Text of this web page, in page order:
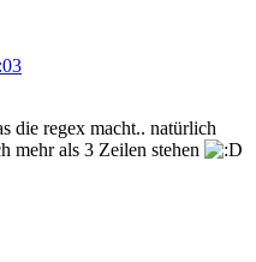
die regex macht.. natürlich
mehr als 3 Zeilen stehen